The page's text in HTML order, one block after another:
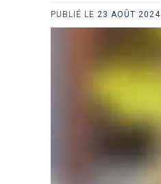
PUBLIÉ LE 23 AOÛT 2024